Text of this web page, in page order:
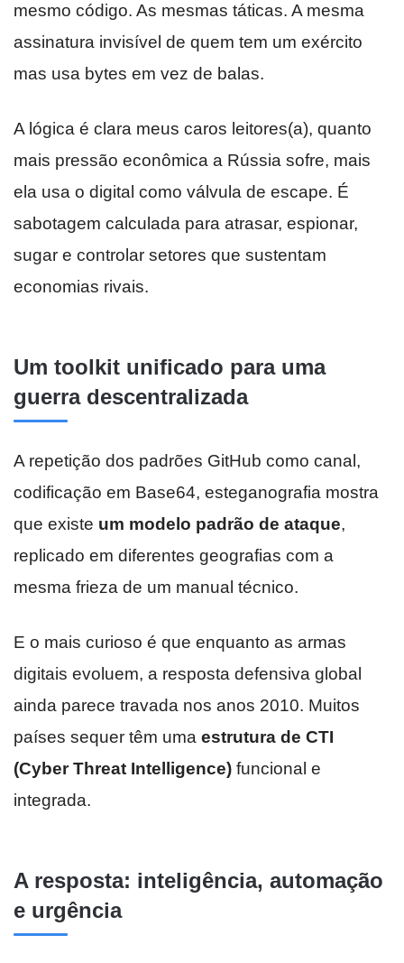
mesmo código. As mesmas táticas. A mesma
assinatura invisível de quem tem um exército
mas usa bytes em vez de balas.
A lógica é clara meus caros leitores(a), quanto
mais pressão econômica a Rússia sofre, mais
ela usa o digital como válvula de escape. É
sabotagem calculada para atrasar, espionar,
sugar e controlar setores que sustentam
economias rivais.
Um toolkit unificado para uma
guerra descentralizada
A repetição dos padrões GitHub como canal,
codificação em Base64, esteganografia mostra
que existe um modelo padrão de ataque,
replicado em diferentes geografias com a
mesma frieza de um manual técnico.
E o mais curioso é que enquanto as armas
digitais evoluem, a resposta defensiva global
ainda parece travada nos anos 2010. Muitos
países sequer têm uma estrutura de CTI
(Cyber Threat Intelligence) funcional e
integrada.
A resposta: inteligência, automação
e urgência